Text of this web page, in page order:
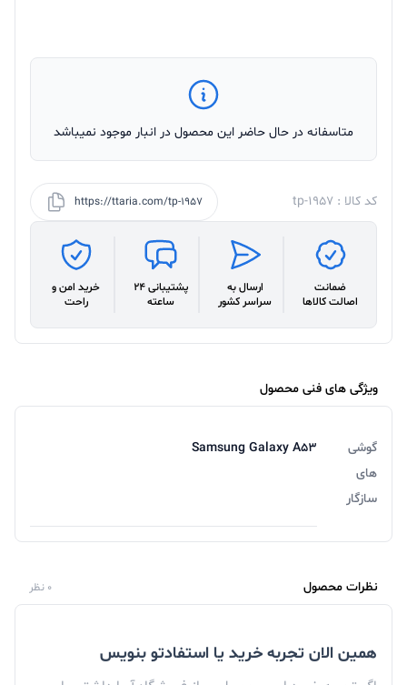
متاسفانه در حال حاضر این محصول در انبار موجود نمیباشد
کد کالا : tp-1957 https://ttaria.com/tp-1957
ضمانت
اصالت کالاها
ارسال به
سراسر کشور
پشتیبانی 24
ساعته
خرید امن و
راحت
ویژگی های فنی محصول
گوشی
های
سازگار
Samsung Galaxy A53
نظرات محصول 0 نظر
همین الان تجربه خرید یا استفادتو بنویس